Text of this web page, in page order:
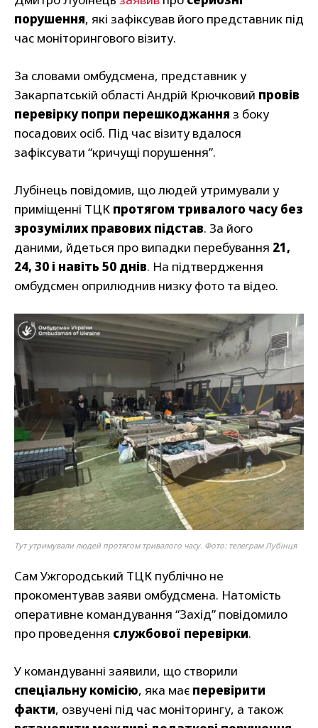
порушення, які зафіксував його представник під
час моніторингового візиту.
За словами омбудсмена, представник у
Закарпатській області Андрій Крючковий провів
перевірку попри перешкоджання з боку
посадових осіб. Під час візиту вдалося
зафіксувати “кричущі порушення”.
Лубінець повідомив, що людей утримували у
приміщенні ТЦК протягом тривалого часу без
зрозумілих правових підстав. За його
даними, йдеться про випадки перебування 21,
24, 30 і навіть 50 днів. На підтвердження
омбудсмен оприлюднив низку фото та відео.
Тут утримували людей протягом тривалого часу. Фото: телеграм Лубінця
Сам Ужгородський ТЦК публічно не
прокоментував заяви омбудсмена. Натомість
оперативне командування “Захід” повідомило
про проведення службової перевірки.
У командуванні заявили, що створили
спеціальну комісію, яка має перевірити
факти, озвучені під час моніторингу, а також